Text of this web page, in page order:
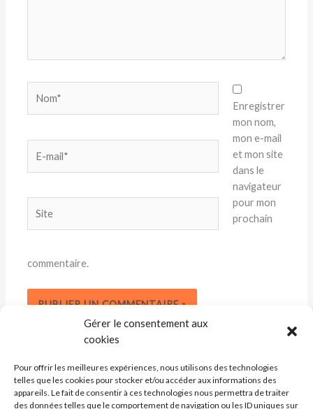
Gérer le consentement aux
cookies
Pour offrir les meilleures expériences, nous utilisons des technologies
telles que les cookies pour stocker et/ou accéder aux informations des
appareils. Le fait de consentir à ces technologies nous permettra de traiter
des données telles que le comportement de navigation ou les ID uniques sur
mail*
Enregistrer
mon nom,
mon e-mail
et mon site
dans le
navigateur
pour mon
prochain
commentaire.